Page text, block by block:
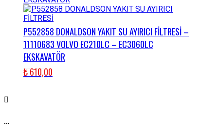
P552858 DONALDSON YAKIT SU AYIRICI FİLTRESİ –
11110683 VOLVO EC210LC – EC3060LC
EKSKAVATÖR
₺610,00
...